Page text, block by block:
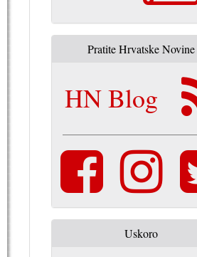
Pratite Hrvatske Novine
HN Blog
Uskoro